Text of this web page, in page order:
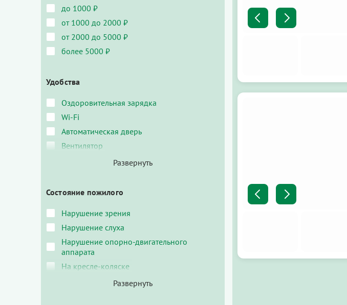
до 1000 ₽
от 1000 до 2000 ₽
от 2000 до 5000 ₽
более 5000 ₽
Удобства
Оздоровительная зарядка
Wi-Fi
Автоматическая дверь
Вентилятор
Состояние пожилого
Нарушение зрения
Нарушение слуха
Нарушение опорно-двигательного
аппарата
На кресле-коляске